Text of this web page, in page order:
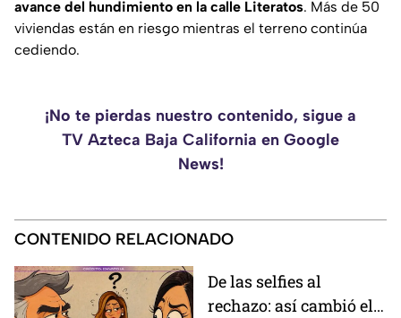
avance del hundimiento en la calle Literatos. Más de 50
viviendas están en riesgo mientras el terreno continúa
cediendo.
¡No te pierdas nuestro contenido, sigue a
TV Azteca Baja California en Google
News!
CONTENIDO RELACIONADO
De las selfies al
rechazo: así cambió el